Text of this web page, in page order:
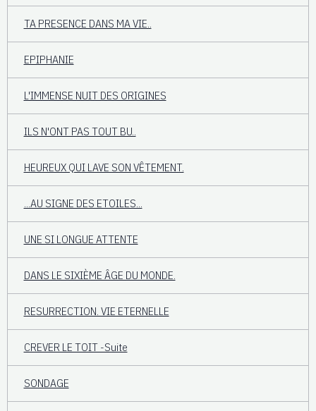
TA PRESENCE DANS MA VIE..
EPIPHANIE
L'IMMENSE NUIT DES ORIGINES
ILS N'ONT PAS TOUT BU..
HEUREUX QUI LAVE SON VÊTEMENT.
...AU SIGNE DES ETOILES...
UNE SI LONGUE ATTENTE
DANS LE SIXIÈME ÂGE DU MONDE.
RESURRECTION. VIE ETERNELLE
CREVER LE TOIT -Suite
SONDAGE